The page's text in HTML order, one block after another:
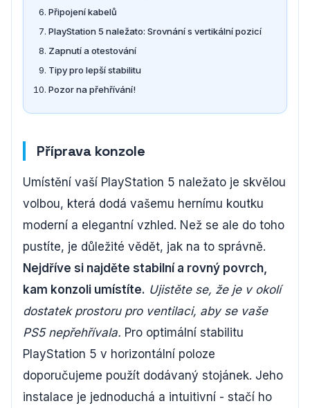
Připojení kabelů
PlayStation 5 naležato: Srovnání s vertikální pozicí
Zapnutí a otestování
Tipy pro lepší stabilitu
Pozor na přehřívání!
Příprava konzole
Umístění vaší PlayStation 5 naležato je skvělou
volbou, která dodá vašemu hernímu koutku
moderní a elegantní vzhled. Než se ale do toho
pustíte, je důležité vědět, jak na to správně.
Nejdříve si najděte stabilní a rovný povrch,
kam konzoli umístíte. Ujistěte se, že je v okolí
dostatek prostoru pro ventilaci, aby se vaše
PS5 nepřehřívala. Pro optimální stabilitu
PlayStation 5 v horizontální poloze
doporučujeme použít dodávaný stojánek. Jeho
instalace je jednoduchá a intuitivní - stačí ho